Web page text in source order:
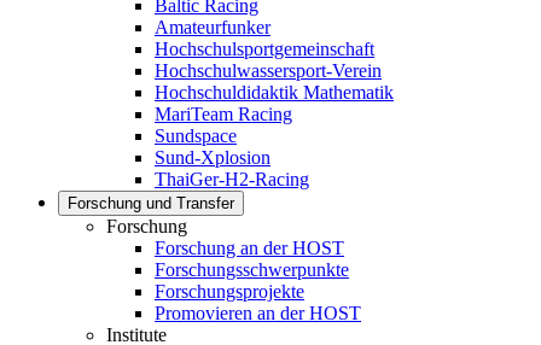
Baltic Racing
Amateurfunker
Hochschulsportgemeinschaft
Hochschulwassersport-Verein
Hochschuldidaktik Mathematik
MariTeam Racing
Sundspace
Sund-Xplosion
ThaiGer-H2-Racing
Forschung und Transfer
Forschung
Forschung an der HOST
Forschungsschwerpunkte
Forschungsprojekte
Promovieren an der HOST
Institute